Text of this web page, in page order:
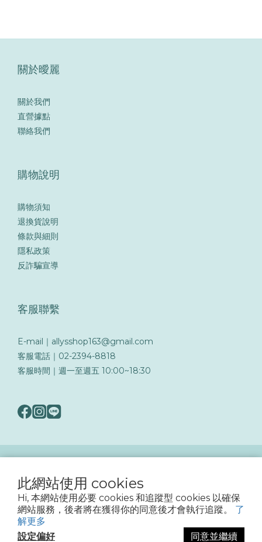
此網站使用 cookies
Hi, 本網站使用必要 cookies 和追蹤型 cookies 以確保
網站服務，後者將在獲得你的同意後才會執行追蹤。 了
解更多
設定偏好
同意並繼續
關於曖麗
關於我們
直營據點
聯絡我們
購物說明
購物須知
退換貨說明
條款與細則
隱私政策
反詐騙宣導
客服聯繫
E-mail｜allysshop163@gmail.com
客服電話｜02-2394-8818
客服時間｜週一至週五 10:00~18:30
安全
2023 © Ally's Shop 曖麗嬰童用品